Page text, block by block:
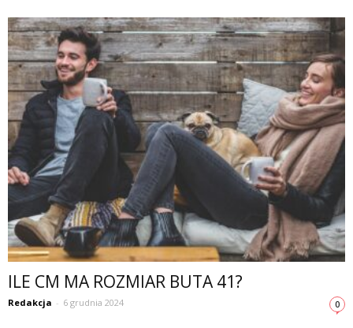
ILE CM MA ROZMIAR BUTA 41?
Redakcja - 6 grudnia 2024 0